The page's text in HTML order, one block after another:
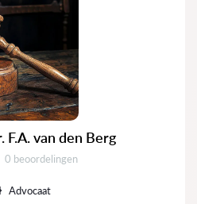
F.A. van den Berg
Getuigenissen:
0 beoordelingen
Advocaat